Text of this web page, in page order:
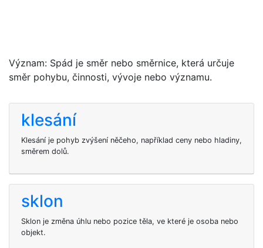
Význam: Spád je směr nebo směrnice, která určuje
směr pohybu, činnosti, vývoje nebo významu.
klesání
Klesání je pohyb zvýšení něčeho, například ceny nebo hladiny,
směrem dolů.
sklon
Sklon je změna úhlu nebo pozice těla, ve které je osoba nebo
objekt.